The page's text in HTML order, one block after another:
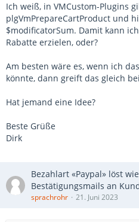
Ich weiß, in VMCustom-Plugins
plgVmPrepareCartProduct und
$modificatorSum. Damit kann
Rabatte erzielen, oder?
Am besten wäre es, wenn ich
könnte, dann greift das gleich
Hat jemand eine Idee?
Beste Grüße
Dirk
Bezahlart «Paypal» löst
Bestätigungsmails an
sprachrohr 21. Juni 2023